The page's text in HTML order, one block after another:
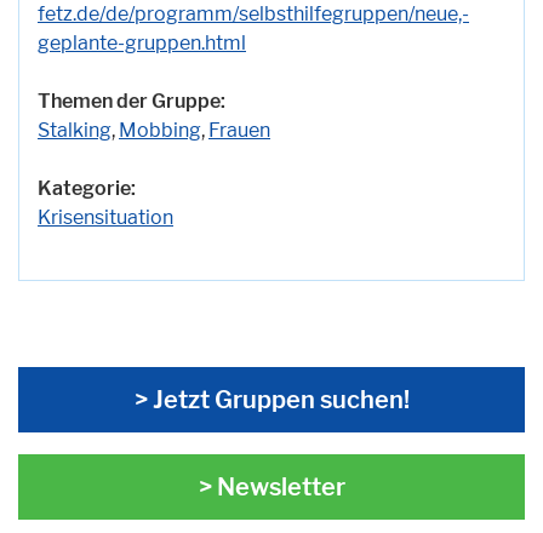
fetz.de/de/programm/selbsthilfegruppen/neue,-
geplante-gruppen.html
Themen der Gruppe:
Stalking, Mobbing, Frauen
Kategorie:
Krisensituation
> Jetzt Gruppen suchen!
> Newsletter